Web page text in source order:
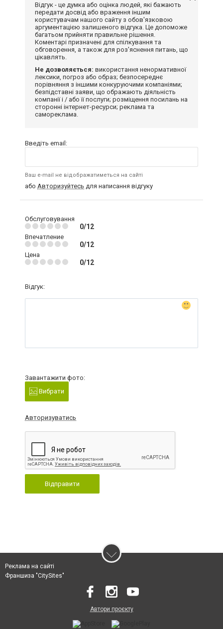
Відгук - це думка або оцінка людей, які бажають
передати досвід або враження іншим
користувачам нашого сайту з обов'язковою
аргументацією залишеного відгука. Це допоможе
багатьом прийняти правильне рішення.
Коментарі призначені для спілкування та
обговорення, а також для роз'яснення питань, що
цікавлять.
Не дозволяється: використання ненормативної
лексики, погроз або образ; безпосереднє
порівняння з іншими конкуруючими компаніями;
безпідставні заяви, що ображають діяльність
компанії і / або її послуги; розміщення посилань на
сторонні інтернет-ресурси; реклама та
самореклама.
Введіть email:
Ваш e-mail не відображатиметься на сайті
або Авторизуйтесь для написання відгуку
Обслуговування
0/12
Впечатление
0/12
Цена
0/12
Відгук:
Завантажити фото:
Вибрати
Авторизуватись
Відправити
Реклама на сайті
Франшиза "CitySites"
Автори проєкту